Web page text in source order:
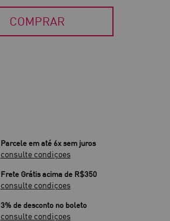
COMPRAR
Parcele em até 6x sem juros
consulte condiçoes
Frete Grátis acima de R$350
consulte condiçoes
3% de desconto no boleto
consulte condiçoes